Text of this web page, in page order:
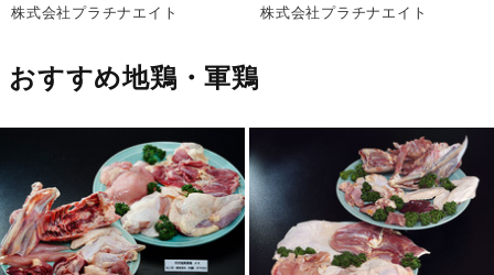
株式会社プラチナエイト 株式会社プラチナエイト
おすすめ地鶏・軍鶏